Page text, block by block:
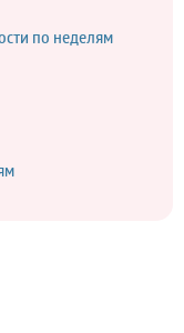
по неделям